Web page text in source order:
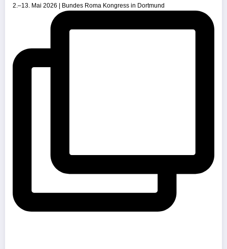
2.–13. Mai 2026 | Bundes Roma Kongress in Dortmund